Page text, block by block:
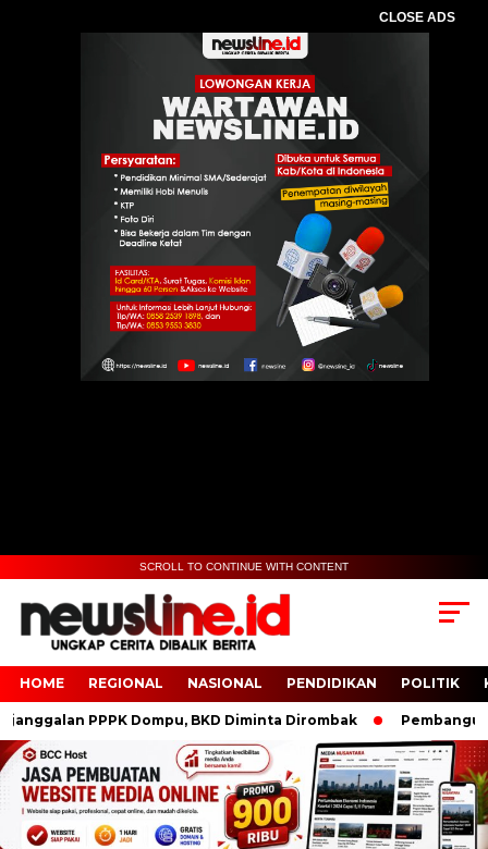
CLOSE ADS
SCROLL TO CONTINUE WITH CONTENT
HOME REGIONAL NASIONAL PENDIDIKAN POLITIK
PPPK Dompu, BKD Diminta Dirombak Pembangunan